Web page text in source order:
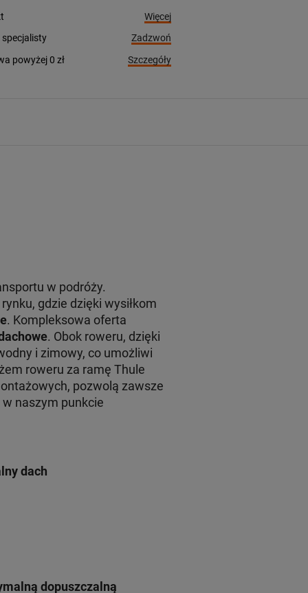
Więcej
Zadzwoń
powyżej 0 zł
Szczegóły
w podróży.
gdzie dzięki wysiłkom
. Kompleksowa oferta
. Obok roweru, dzięki
i zimowy, co umożliwi
roweru za ramę Thule
pozwolą zawsze
naszym punkcie
dach
dopuszczalną